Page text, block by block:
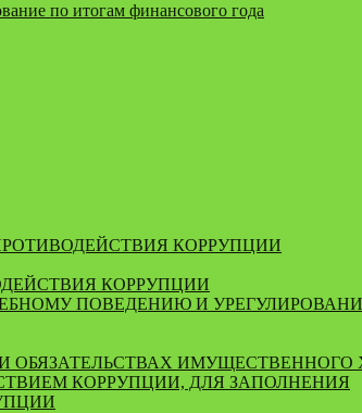
по итогам финансового года
КОРРУПЦИИ
КОРРУПЦИИ
ПОВЕДЕНИЮ И
ОБЯЗАТЕЛЬСТВАХ ИМУЩЕСТВЕННОГО
КОРРУПЦИИ, ДЛЯ ЗАПОЛНЕНИЯ